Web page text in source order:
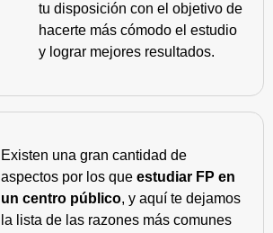
tu disposición con el objetivo de
hacerte más cómodo el estudio
y lograr mejores resultados.
Existen una gran cantidad de
aspectos por los que estudiar FP en
un centro público, y aquí te dejamos
la lista de las razones más comunes